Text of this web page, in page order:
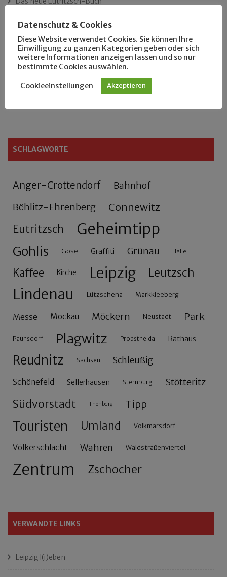
Der Leipziger Schmiedetag von 1904
Rennfahrer in Schönefeld und Zschocher
Zu Fuß durch Anger-Crottendorf
SCHLAGWORTE
Anger-Crottendorf Bahnhof
Böhlitz-Ehrenberg Connewitz
Eutritzsch Geheimtipp
Gohlis Gose Graffiti Grünau Halle
Kaffee Kirche Leipzig Leutzsch
Lindenau Lützschena Markkleeberg
Messe Mockau Möckern Neustadt Park
Paunsdorf Plagwitz Probstheida Rathaus
Reudnitz Sachsen Schleußig
Schönefeld Sellerhausen Sternburg Stötteritz
Südvorstadt Thonberg Tipp
Touristen Umland Volkmarsdorf
Völkerschlacht Wahren Waldstraßenviertel
Zentrum Zschocher
VERWANDTE LINKS
Leipzig l(i)eben
Datenschutz & Cookies
Diese Website verwendet Cookies. Sie können Ihre
Einwilligung zu ganzen Kategorien geben oder sich
weitere Informationen anzeigen lassen und so nur
bestimmte Cookies auswählen.
Cookieeinstellungen Akzeptieren